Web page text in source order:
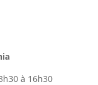
à 16h30